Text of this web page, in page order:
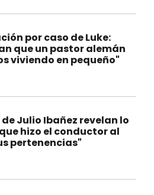
por caso de Luke:
que un pastor alemán
viviendo en pequeño"
Julio Ibañez revelan lo
hizo el conductor al
pertenencias"